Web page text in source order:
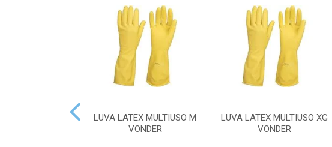
LUVA LATEX MULTIUSO M
VONDER
LUVA LATEX MULTIUSO XG
VONDER